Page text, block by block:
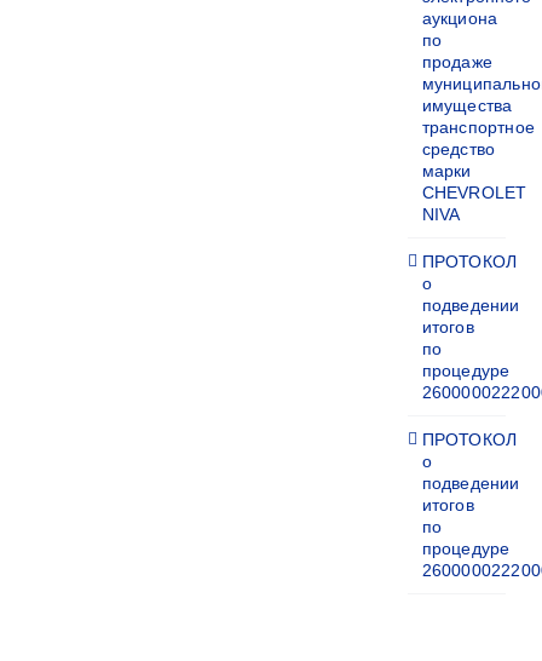
аукциона
по
продаже
имущества
транспортное
средство
марки
CHEVROLET
NIVA
ПРОТОКОЛ
о
подведении
итогов
по
процедуре
ПРОТОКОЛ
о
подведении
итогов
по
процедуре